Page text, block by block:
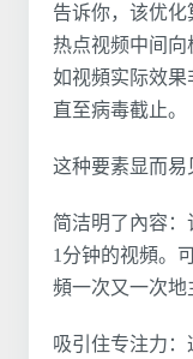
告诉你，该优化
热点视频中间
如视頻实际效果
直至病毒截止。
这种要素显而易
简洁明了內容
1分钟的视頻。
頻一次又一次地
吸引住专注力